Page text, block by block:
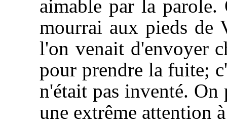
aimable par la
mourrai aux pieds de
l'on venait d'envoyer
pour prendre la fuite;
n'était pas inventé.
une extrême attention